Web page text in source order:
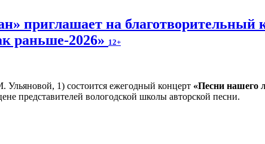
приглашает на благотворительный
раньше-2026» 12+
Ульяновой, 1) состоится ежегодный концерт «Песни нашего
представителей вологодской школы авторской песни.